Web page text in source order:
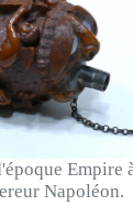
Empire
Napoléon.